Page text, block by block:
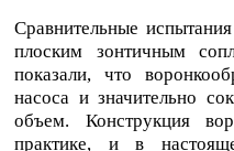
Сравнительные
плоским зонтичным
показали, что
насоса и значительно
объем. Конструкция
практике, и в